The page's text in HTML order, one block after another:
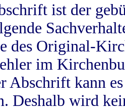
ist der
des Original-
im
Abschrift kann
Deshalb wird